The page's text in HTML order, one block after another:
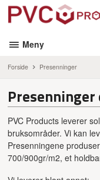
Gå
Meny
Forside Presenninger
PVC Products leverer
bruksområder. Vi kan
Presenningene
700/900gr/m2, et